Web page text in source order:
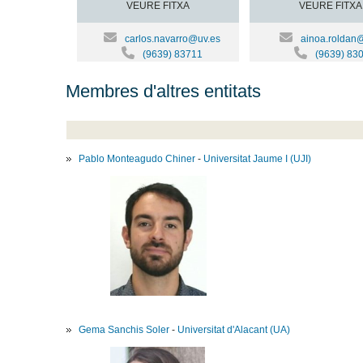
VEURE FITXA
carlos.navarro@uv.es
(9639) 83711
VEURE FITXA
(9639)
Membres d'altres entitats
Pablo Monteagudo Chiner - Universitat Jaume I (UJI)
Gema Sanchis Soler - Universitat d'Alacant (UA)